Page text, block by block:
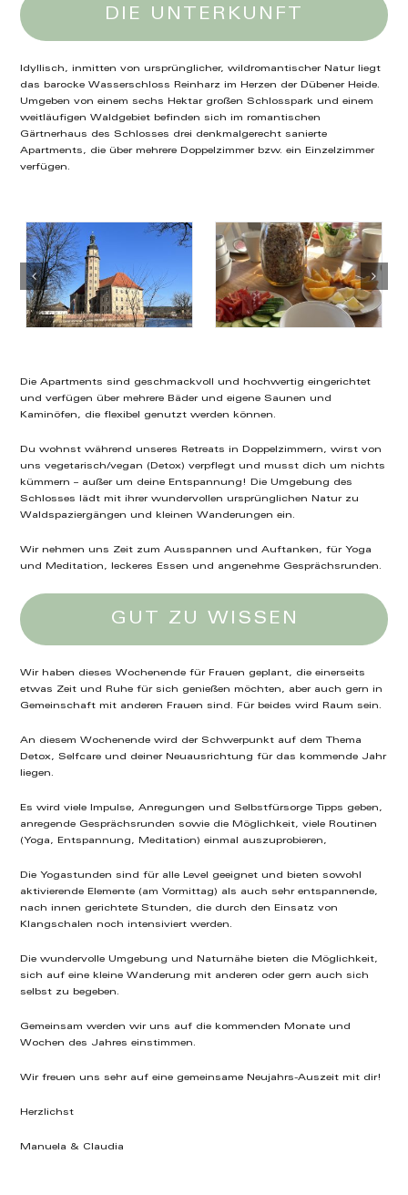
DIE UNTERKUNFT
Idyllisch, inmitten von ursprünglicher, wildromantischer Natur liegt
das barocke Wasserschloss Reinharz im Herzen der Dübener Heide.
Umgeben von einem sechs Hektar großen Schlosspark und einem
weitläufigen Waldgebiet befinden sich im romantischen
Gärtnerhaus des Schlosses drei denkmalgerecht sanierte
Apartments, die über mehrere Doppelzimmer bzw. ein Einzelzimmer
verfügen.
Die Apartments sind geschmackvoll und hochwertig eingerichtet
und verfügen über mehrere Bäder und eigene Saunen und
Kaminöfen, die flexibel genutzt werden können.
Du wohnst während unseres Retreats in Doppelzimmern, wirst von
uns vegetarisch/vegan (Detox) verpflegt und musst dich um nichts
kümmern – außer um deine Entspannung! Die Umgebung des
Schlosses lädt mit ihrer wundervollen ursprünglichen Natur zu
Waldspaziergängen und kleinen Wanderungen ein.
Wir nehmen uns Zeit zum Ausspannen und Auftanken, für Yoga
und Meditation, leckeres Essen und angenehme Gesprächsrunden.
GUT ZU WISSEN
Wir haben dieses Wochenende für Frauen geplant, die einerseits
etwas Zeit und Ruhe für sich genießen möchten, aber auch gern in
Gemeinschaft mit anderen Frauen sind. Für beides wird Raum sein.
An diesem Wochenende wird der Schwerpunkt auf dem Thema
Detox, Selfcare und deiner Neuausrichtung für das kommende Jahr
liegen.
Es wird viele Impulse, Anregungen und Selbstfürsorge Tipps geben,
anregende Gesprächsrunden sowie die Möglichkeit, viele Routinen
(Yoga, Entspannung, Meditation) einmal auszuprobieren,
Die Yogastunden sind für alle Level geeignet und bieten sowohl
aktivierende Elemente (am Vormittag) als auch sehr entspannende,
nach innen gerichtete Stunden, die durch den Einsatz von
Klangschalen noch intensiviert werden.
Die wundervolle Umgebung und Naturnähe bieten die Möglichkeit,
sich auf eine kleine Wanderung mit anderen oder gern auch sich
selbst zu begeben.
Gemeinsam werden wir uns auf die kommenden Monate und
Wochen des Jahres einstimmen.
Wir freuen uns sehr auf eine gemeinsame Neujahrs-Auszeit mit dir!
Herzlichst
Manuela & Claudia